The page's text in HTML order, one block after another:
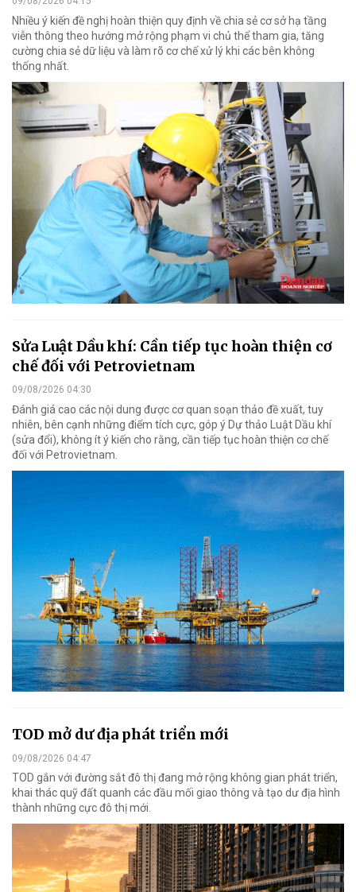
Nhiều ý kiến đề nghị hoàn thiện quy định về chia sẻ cơ sở hạ tầng
viễn thông theo hướng mở rộng phạm vi chủ thể tham gia, tăng
cường chia sẻ dữ liệu và làm rõ cơ chế xử lý khi các bên không
thống nhất.
Sửa Luật Dầu khí: Cần tiếp tục hoàn thiện cơ
chế đối với Petrovietnam
09/08/2026 04:30
Đánh giá cao các nội dung được cơ quan soạn thảo đề xuất, tuy
nhiên, bên cạnh những điểm tích cực, góp ý Dự thảo Luật Dầu khí
(sửa đổi), không ít ý kiến cho rằng, cần tiếp tục hoàn thiện cơ chế
đối với Petrovietnam.
TOD mở dư địa phát triển mới
09/08/2026 04:47
TOD gắn với đường sắt đô thị đang mở rộng không gian phát triển,
khai thác quỹ đất quanh các đầu mối giao thông và tạo dư địa hình
thành những cực đô thị mới.